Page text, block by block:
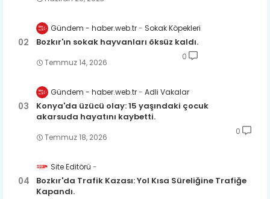
Gündem - haber.web.tr Sokak Köpekleri
Bozkır'ın sokak hayvanları öksüz kaldı.
Temmuz 14, 2026
0
Gündem - haber.web.tr Adli Vakalar
Konya'da üzücü olay: 15 yaşındaki çocuk
akarsuda hayatını kaybetti.
Temmuz 18, 2026
0
Site Editörü
Bozkır'da Trafik Kazası: Yol Kısa Süreliğine Trafiğe
Kapandı.